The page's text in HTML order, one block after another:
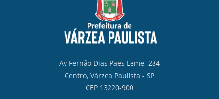
Av Fernão Dias Paes Leme, 284
Centro, Várzea Paulista - SP
CEP 13220-900